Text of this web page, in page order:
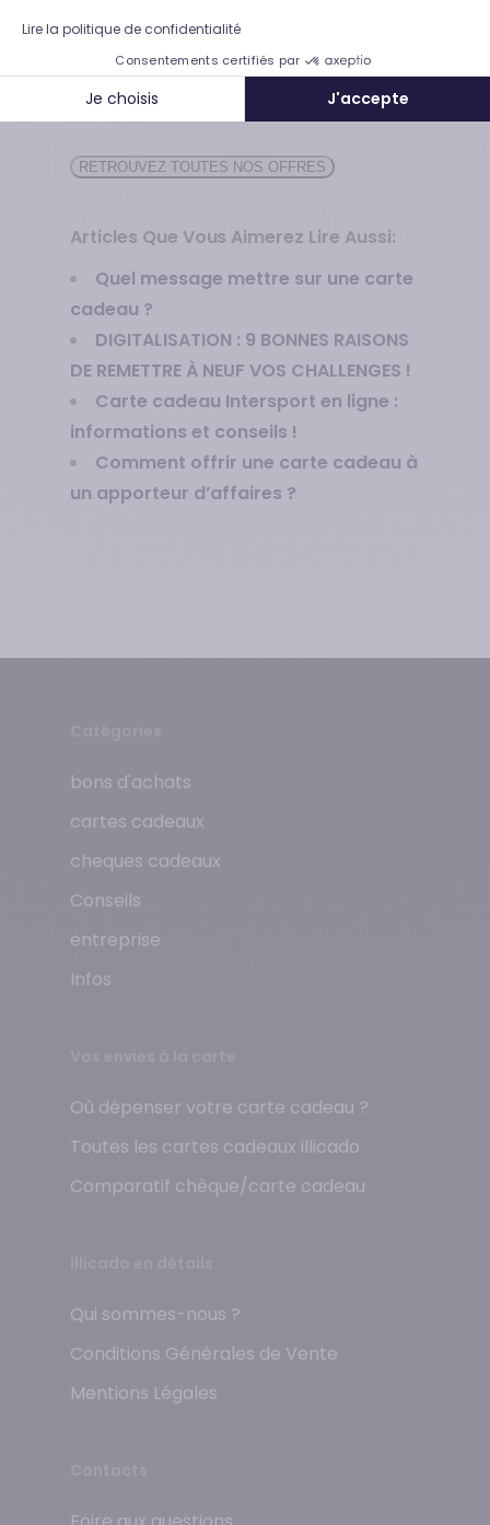
Lire la politique de confidentialité
Consentements certifiés par
Je choisis J'accepte
convoité par votre camarade ne sera
de jouer en vous connectant dès à
présent sur illicado !
RETROUVEZ TOUTES NOS OFFRES
Articles Que Vous Aimerez Lire Aussi:
Quel message mettre sur une carte
cadeau ?
DIGITALISATION : 9 BONNES RAISONS
DE REMETTRE À NEUF VOS CHALLENGES !
Carte cadeau Intersport en ligne :
informations et conseils !
Comment offrir une carte cadeau à
un apporteur d’affaires ?
bons d'achats
cartes cadeaux
cheques cadeaux
Conseils
entreprise
Infos
Où dépenser votre carte cadeau ?
Toutes les cartes cadeaux illicado
Comparatif chèque/carte cadeau
Qui sommes-nous ?
Conditions Générales de Vente
Mentions Légales